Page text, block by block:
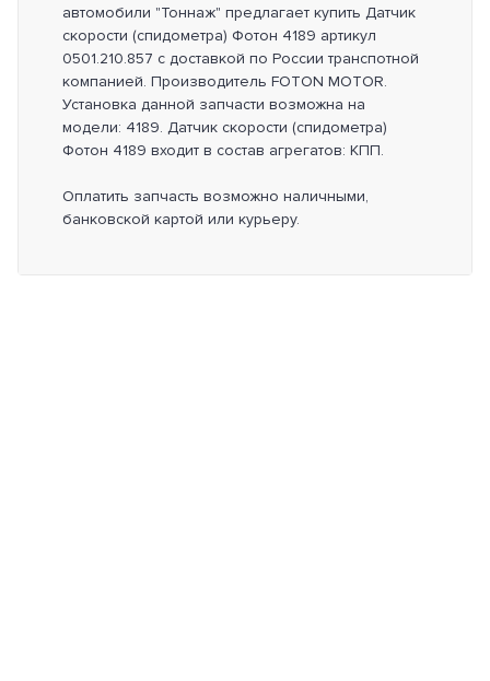
автомобили "Тоннаж" предлагает купить Датчик
скорости (спидометра) Фотон 4189 артикул
0501.210.857 с доставкой по России транспотной
компанией. Производитель FOTON MOTOR.
Установка данной запчасти возможна на
модели: 4189. Датчик скорости (спидометра)
Фотон 4189 входит в состав агрегатов: КПП.
Оплатить запчасть возможно наличными,
банковской картой или курьеру.